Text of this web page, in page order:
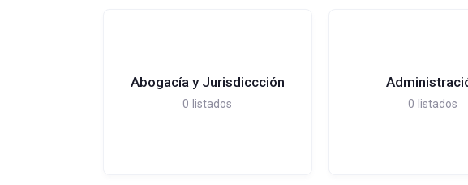
Abogacía y Jurisdiccción
0 listados 0 listados